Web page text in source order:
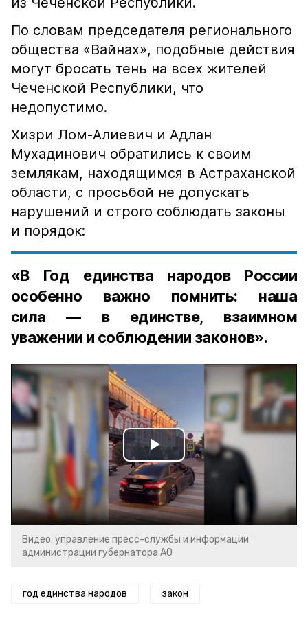
По словам председателя регионального
общества «Вайнах», подобные действия
могут бросать тень на всех жителей
Чеченской Республики, что
недопустимо.
Хизри Лом-Алиевич и Адлан
Мухадинович обратились к своим
землякам, находящимся в Астраханской
области, с просьбой не допускать
нарушений и строго соблюдать законы
и порядок:
«В Год единства народов России
особенно важно помнить: наша
сила — в единстве, взаимном
уважении и соблюдении законов».
Play
Video
Видео: управление пресс-службы и информации
администрации губернатора АО
год единства народов закон